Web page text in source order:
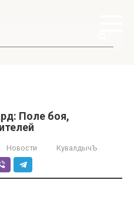
Поле боя,
Новости КувалдычЪ